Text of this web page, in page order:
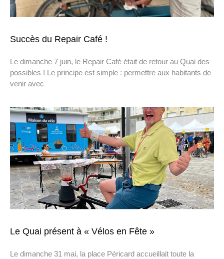
Succès du Repair Café !
Le dimanche 7 juin, le Repair Café était de retour au Quai des
possibles ! Le principe est simple : permettre aux habitants de
venir avec
Le Quai présent à « Vélos en Fête »
Le dimanche 31 mai, la place Péricard accueillait toute la